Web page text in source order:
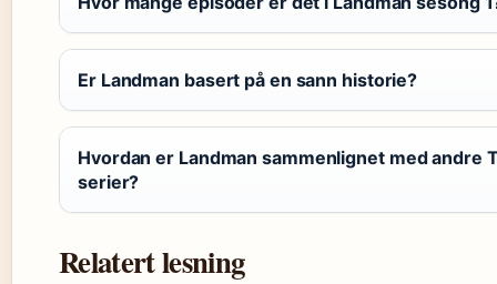
Er Landman basert på en sann historie?
Hvordan er Landman sammenlignet med andre
serier?
Relatert lesning